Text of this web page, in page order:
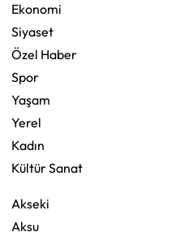
Ekonomi
Siyaset
Özel Haber
Spor
Yaşam
Yerel
Kadın
Kültür Sanat
Akseki
Aksu